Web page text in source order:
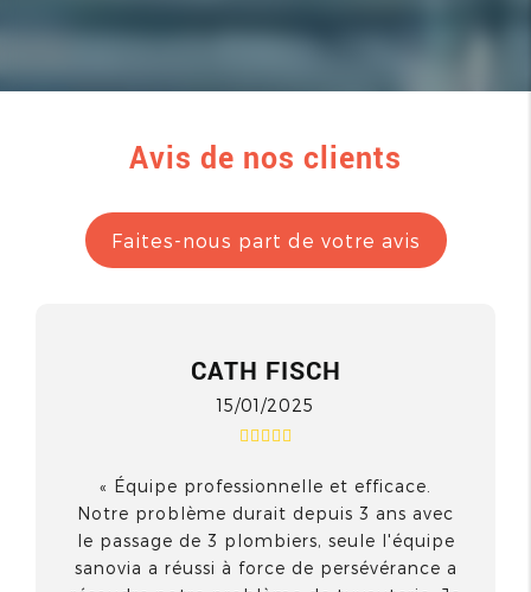
Avis de nos clients
Faites-nous part de votre avis
CATH FISCH
15/01/2025
Équipe professionnelle et efficace.
Notre problème durait depuis 3 ans avec
le passage de 3 plombiers, seule l'équipe
sanovia a réussi à force de persévérance a